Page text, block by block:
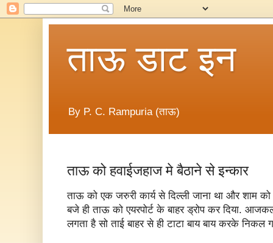
ताऊ डाट इन
By P. C. Rampuria (ताऊ)
ताऊ को हवाईजहाज मे बैठाने से इन्कार
ताऊ को एक जरुरी कार्य से दिल्ली जाना था और शाम
बजे ही ताऊ को एयरपोर्ट के बाहर ड्रोप कर दिया. आजकल
लगता है सो ताई बाहर से ही टाटा बाय बाय करके